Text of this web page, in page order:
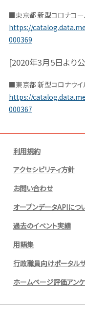
■東京都 新型コロナコー
https://
000369
[2020年3月5日より
■東京都 新型コロナウ
https://
000367
利用規約
アクセシビリティ方針
お問い合わせ
オープンデータAPIにつ
過去のイベント実績
用語集
行政職員向けポータル
ホームページ評価アン